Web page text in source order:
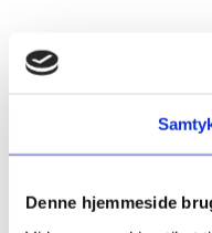
Denne hjemmeside